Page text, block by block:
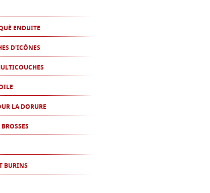
ENDUITE
D'ICÔNES
LA DORURE
BURINS